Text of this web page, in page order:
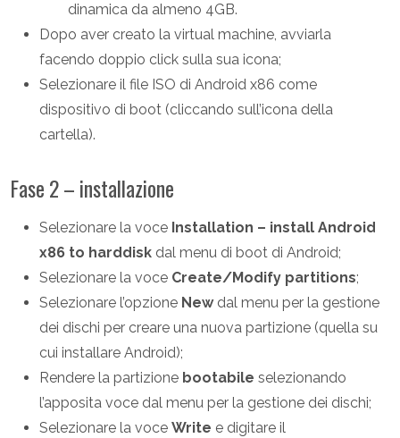
dinamica da almeno 4GB.
Dopo aver creato la virtual machine, avviarla
facendo doppio click sulla sua icona;
Selezionare il file ISO di Android x86 come
dispositivo di boot (cliccando sull’icona della
cartella).
Fase 2 – installazione
Selezionare la voce Installation – install Android
x86 to harddisk dal menu di boot di Android;
Selezionare la voce Create/Modify partitions;
Selezionare l’opzione Newdal menu per la gestione
dei dischi per creare una nuova partizione (quella su
cui installare Android);
Rendere la partizione bootabile selezionando
l’apposita voce dal menu per la gestione dei dischi;
Selezionare la voce Write e digitare il